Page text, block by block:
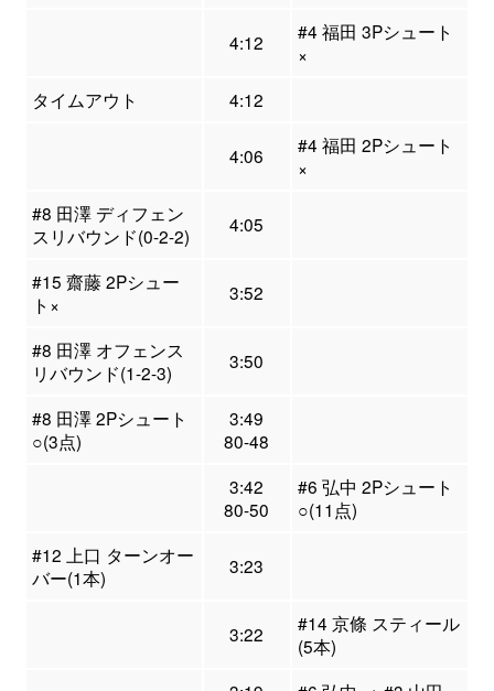
4:12
#4 福田 3Pシュート
×
タイムアウト
4:12
4:06
#4 福田 2Pシュート
×
#8 田澤 ディフェン
スリバウンド(0-2-2)
4:05
#15 齋藤 2Pシュー
ト×
3:52
#8 田澤 オフェンス
リバウンド(1-2-3)
3:50
#8 田澤 2Pシュート
○(3点)
3:49
80-48
3:42
80-50
#6 弘中 2Pシュート
○(11点)
#12 上口 ターンオー
バー(1本)
3:23
3:22
#14 京條 スティール
(5本)